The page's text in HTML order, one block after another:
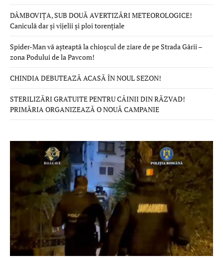
DÂMBOVIȚA, SUB DOUĂ AVERTIZĂRI METEOROLOGICE!
Caniculă dar și vijelii și ploi torențiale
Spider-Man vă așteaptă la chioșcul de ziare de pe Strada Gării –
zona Podului de la Pavcom!
CHINDIA DEBUTEAZĂ ACASĂ ÎN NOUL SEZON!
STERILIZĂRI GRATUITE PENTRU CÂINII DIN RĂZVAD!
PRIMĂRIA ORGANIZEAZĂ O NOUĂ CAMPANIE